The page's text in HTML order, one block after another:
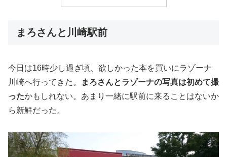
まろさんと川崎駅前
今日は16時少し過ぎ頃、欲しかった本を買いにラゾーナ
川崎へ行ってきた。
まろさんとラゾーナの写真は初めて撮
ったかもしれない。あまり一緒に駅前に来ることはないか
ら新鮮だった。